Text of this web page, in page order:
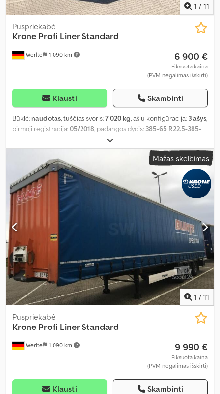
1 / 11
Werlte 1 090 km
Puspriekabė
Krone Profi Liner Standard
6 900 €
Fiksuota kaina
(PVM negalimas išskirti)
Klausti Skambinti
Būklė: naudotas, tuščias svoris:7 020 kg, ašių konfigūracija: 3 ašys,
pirmoji registracija:05/2018, padangos dydis: 385-65 R22.5-385-
Mažas skelbimas
1 / 11
Werlte 1 090 km
Puspriekabė
Krone Profi Liner Standard
9 990 €
Fiksuota kaina
(PVM negalimas išskirti)
Klausti Skambinti